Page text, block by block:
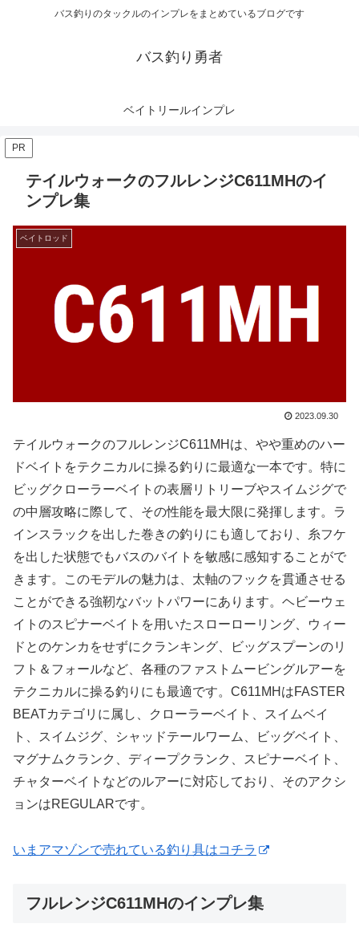
バス釣りのタックルのインプレをまとめているブログです
バス釣り勇者
ベイトリールインプレ
PR
テイルウォークのフルレンジC611MHのイ
ンプレ集
ベイトロッド
2023.09.30
テイルウォークのフルレンジC611MHは、やや重めのハー
ドベイトをテクニカルに操る釣りに最適な一本です。特に
ビッグクローラーベイトの表層リトリーブやスイムジグで
の中層攻略に際して、その性能を最大限に発揮します。ラ
インスラックを出した巻きの釣りにも適しており、糸フケ
を出した状態でもバスのバイトを敏感に感知することがで
きます。このモデルの魅力は、太軸のフックを貫通させる
ことができる強靭なバットパワーにあります。ヘビーウェ
イトのスピナーベイトを用いたスローローリング、ウィー
ドとのケンカをせずにクランキング、ビッグスプーンのリ
フト＆フォールなど、各種のファストムービングルアーを
テクニカルに操る釣りにも最適です。C611MHはFASTER
BEATカテゴリに属し、クローラーベイト、スイムベイ
ト、スイムジグ、シャッドテールワーム、ビッグベイト、
マグナムクランク、ディープクランク、スピナーベイト、
チャターベイトなどのルアーに対応しており、そのアクシ
ョンはREGULARです。
いまアマゾンで売れている釣り具はコチラ
フルレンジC611MHのインプレ集